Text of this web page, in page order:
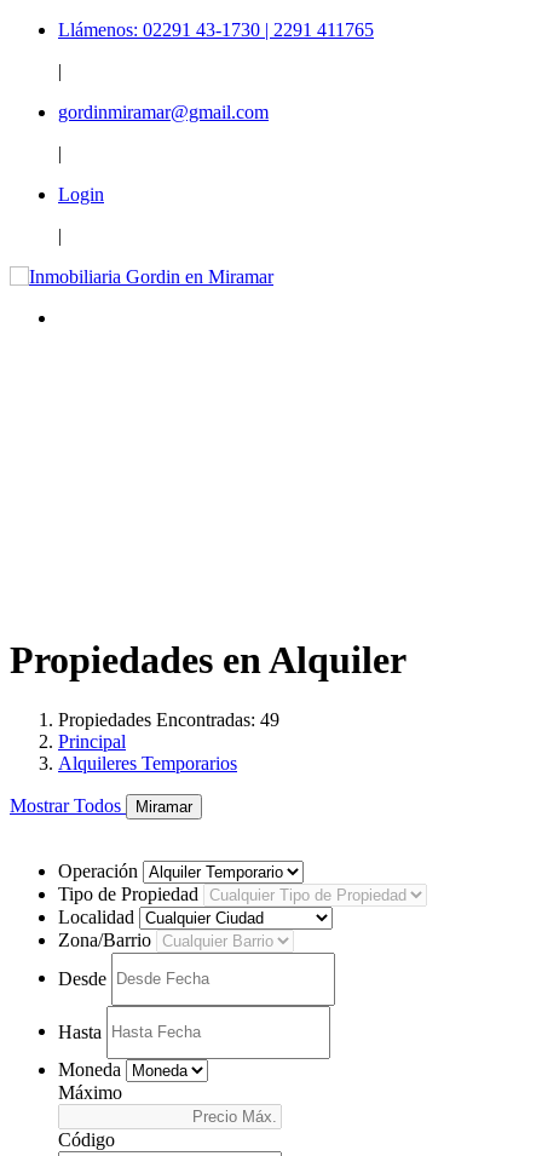
Llámenos: 02291 43-1730 | 2291 411765
|
gordinmiramar@gmail.com
|
Login
|
Propiedades en Alquiler
Propiedades Encontradas: 49
Principal
Alquileres Temporarios
Mostrar Todos Miramar
Operación
Tipo de Propiedad
Localidad
Zona/Barrio
Desde
Hasta
Moneda
Máximo
Código